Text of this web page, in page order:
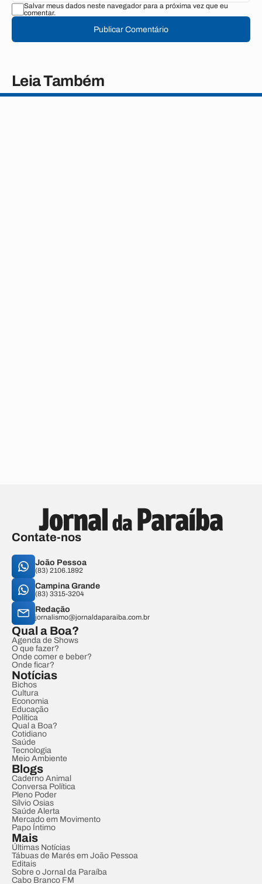
Salvar meus dados neste navegador para a próxima vez que eu
comentar.
Publicar Comentário
Leia Também
Contate-nos
João Pessoa
(83) 2106.1892
Campina Grande
(83) 3315-3204
Redação
jornalismo@jornaldaparaiba.com.br
Qual a Boa?
Agenda de Shows
O que fazer?
Onde comer e beber?
Onde ficar?
Notícias
Bichos
Cultura
Economia
Educação
Política
Qual a Boa?
Cotidiano
Saúde
Tecnologia
Meio Ambiente
Blogs
Caderno Animal
Conversa Política
Pleno Poder
Sílvio Osias
Saúde Alerta
Mercado em Movimento
Papo Íntimo
Mais
Últimas Notícias
Tábuas de Marés em João Pessoa
Editais
Sobre o Jornal da Paraíba
Cabo Branco FM